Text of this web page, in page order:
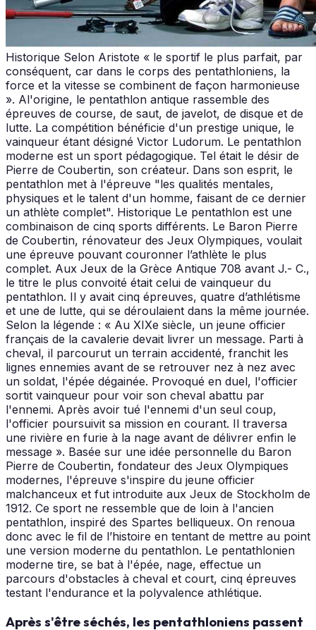
Historique Selon Aristote « le sportif le plus parfait, par
conséquent, car dans le corps des pentathloniens, la
force et la vitesse se combinent de façon harmonieuse
». Al'origine, le pentathlon antique rassemble des
épreuves de course, de saut, de javelot, de disque et de
lutte. La compétition bénéficie d'un prestige unique, le
vainqueur étant désigné Victor Ludorum. Le pentathlon
moderne est un sport pédagogique. Tel était le désir de
Pierre de Coubertin, son créateur. Dans son esprit, le
pentathlon met à l'épreuve "les qualités mentales,
physiques et le talent d'un homme, faisant de ce dernier
un athlète complet". Historique Le pentathlon est une
combinaison de cinq sports différents. Le Baron Pierre
de Coubertin, rénovateur des Jeux Olympiques, voulait
une épreuve pouvant couronner l’athlète le plus
complet. Aux Jeux de la Grèce Antique 708 avant J.- C.,
le titre le plus convoité était celui de vainqueur du
pentathlon. Il y avait cinq épreuves, quatre d’athlétisme
et une de lutte, qui se déroulaient dans la même journée.
Selon la légende : « Au XIXe siècle, un jeune officier
français de la cavalerie devait livrer un message. Parti à
cheval, il parcourut un terrain accidenté, franchit les
lignes ennemies avant de se retrouver nez à nez avec
un soldat, l'épée dégainée. Provoqué en duel, l'officier
sortit vainqueur pour voir son cheval abattu par
l'ennemi. Après avoir tué l'ennemi d'un seul coup,
l'officier poursuivit sa mission en courant. Il traversa
une rivière en furie à la nage avant de délivrer enfin le
message ». Basée sur une idée personnelle du Baron
Pierre de Coubertin, fondateur des Jeux Olympiques
modernes, l'épreuve s'inspire du jeune officier
malchanceux et fut introduite aux Jeux de Stockholm de
1912. Ce sport ne ressemble que de loin à l'ancien
pentathlon, inspiré des Spartes belliqueux. On renoua
donc avec le fil de l’histoire en tentant de mettre au point
une version moderne du pentathlon. Le pentathlonien
moderne tire, se bat à l'épée, nage, effectue un
parcours d'obstacles à cheval et court, cinq épreuves
testant l'endurance et la polyvalence athlétique.
Après s'être séchés, les pentathloniens passent